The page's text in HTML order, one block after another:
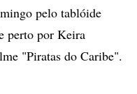
pelo tablóide
perto por Keira
"Piratas do Caribe".